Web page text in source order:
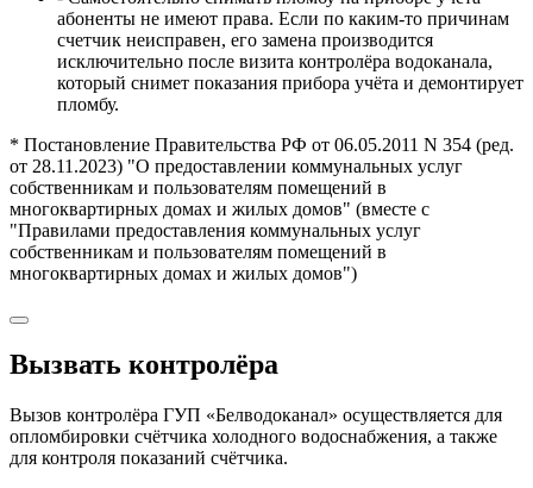
абоненты не имеют права. Если по каким-то причинам
счетчик неисправен, его замена производится
исключительно после визита контролёра водоканала,
который снимет показания прибора учёта и демонтирует
пломбу.
* Постановление Правительства РФ от 06.05.2011 N 354 (ред.
от 28.11.2023) "О предоставлении коммунальных услуг
собственникам и пользователям помещений в
многоквартирных домах и жилых домов" (вместе с
"Правилами предоставления коммунальных услуг
собственникам и пользователям помещений в
многоквартирных домах и жилых домов")
Вызвать контролёра
Вызов контролёра ГУП «Белводоканал» осуществляется для
опломбировки счётчика холодного водоснабжения, а также
для контроля показаний счётчика.